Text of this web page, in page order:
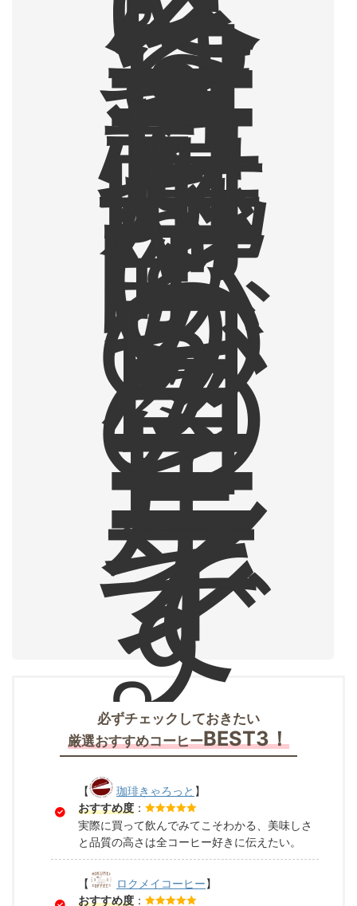
と
コ
ー
ヒ
ー
豆
乳
焼
酎
を
一
献
と
い
う
の
が
日
々
の
コ
ー
ヒ
ー
ル
ー
テ
ィ
ン
で
す
。
必ずチェックしておきたい
厳選おすすめコーヒーBEST3！
【 珈琲きゃろっと 】
おすすめ度 ：
実際に買って飲んでみてこそわかる、美味しさ
と品質の高さは全コーヒー好きに伝えたい。
【 ロクメイコーヒー】
おすすめ度 ：